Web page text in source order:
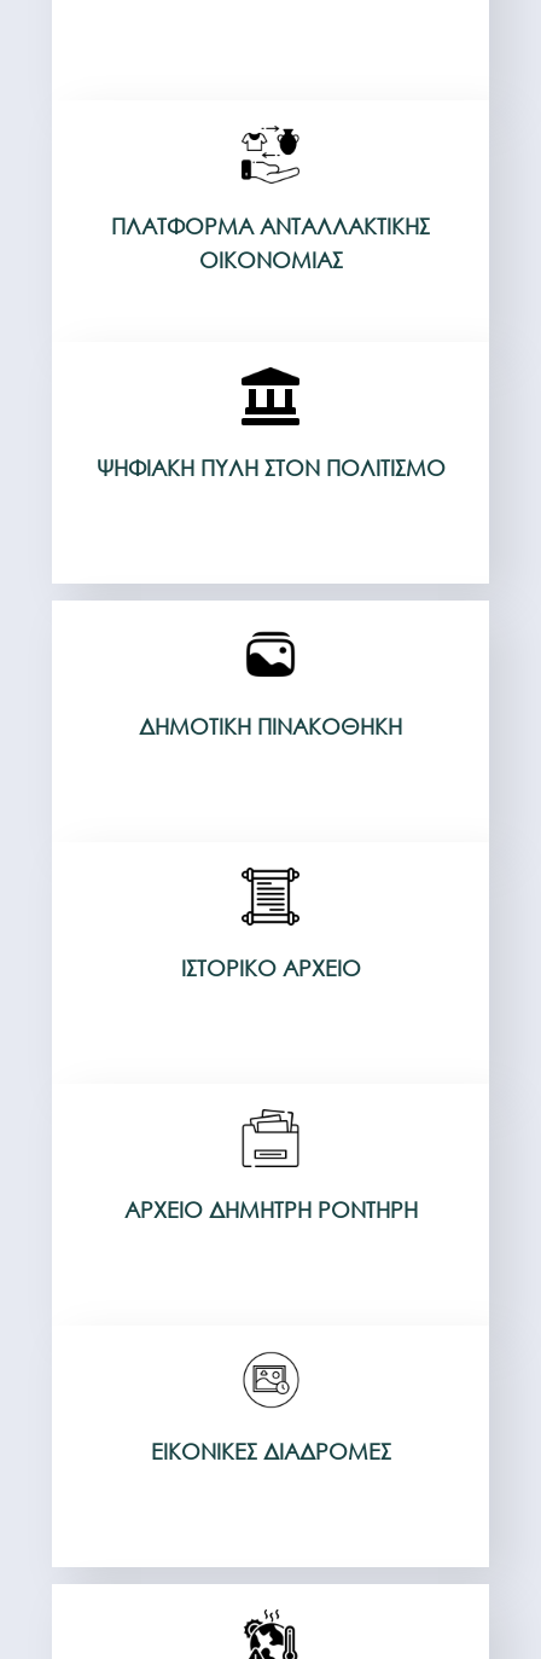
ΠΛΑΤΦΌΡΜΑ ΑΝΤΑΛΛΑΚΤΙΚΉΣ
ΟΙΚΟΝΟΜΊΑΣ
ΨΗΦΙΑΚΉ ΠΎΛΗ ΣΤΟΝ ΠΟΛΙΤΙΣΜΌ
ΔΗΜΟΤΙΚΉ ΠΙΝΑΚΟΘΉΚΗ
ΙΣΤΟΡΙΚΌ ΑΡΧΕΊΟ
ΑΡΧΕΊΟ ΔΗΜΉΤΡΗ ΡΟΝΤΉΡΗ
ΕΙΚΟΝΙΚΈΣ ΔΙΑΔΡΟΜΈΣ